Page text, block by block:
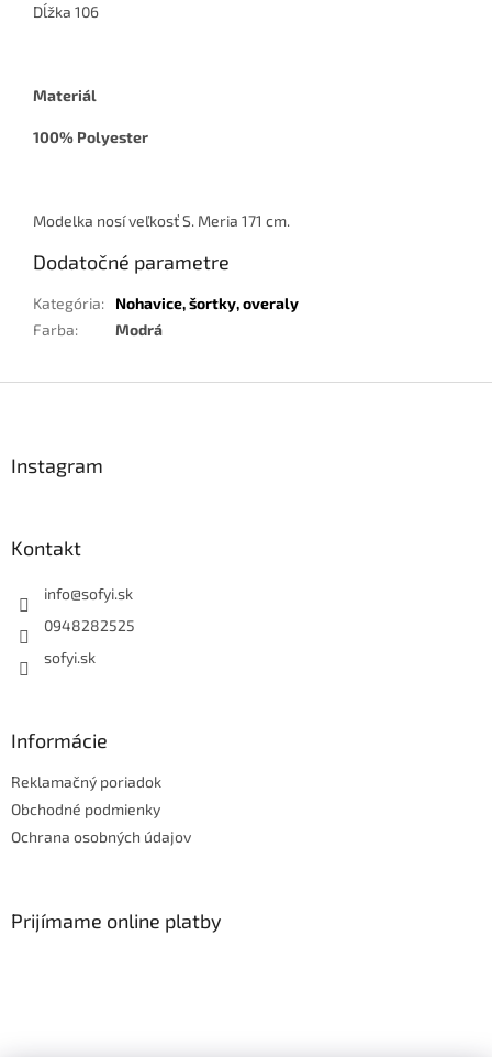
Dĺžka 106
Materiál
100% Polyester
Modelka nosí veľkosť S. Meria 171 cm.
Dodatočné parametre
Kategória:
Nohavice, šortky, overaly
Farba: Modrá
Instagram
Kontakt
info@sofyi.sk
0948282525
sofyi.sk
Informácie
Reklamačný poriadok
Obchodné podmienky
Ochrana osobných údajov
Prijímame online platby